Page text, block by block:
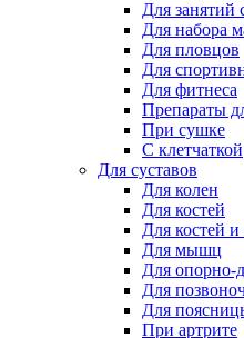
Для занятий
Для набора
Для пловцов
Для
Для фитнеса
Препараты
При сушке
С клетчаткой
Для суставов
Для колен
Для костей
Для костей и
Для мышц
Для опорно-
Для
Для
При артрите